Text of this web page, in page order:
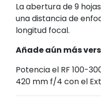
La abertura de 9
una distancia de
longitud focal.
Añade aún más
Potencia el RF 100-
420 mm f/4 con el